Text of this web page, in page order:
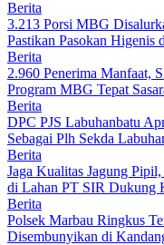
Berita
3.213 Porsi MBG
Pastikan Pasokan Higenis
Berita
2.960 Penerima Manfaat,
Program MBG Tepat
Berita
DPC PJS Labuhanbatu
Sebagai Plh Sekda
Berita
Jaga Kualitas Jagung
di Lahan PT SIR Dukung
Berita
Polsek Marbau Ringkus
Disembunyikan di